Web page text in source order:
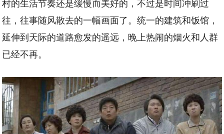
往，往事随风散去的一幅画面了。统一的建筑和饭馆，
延伸到天际的道路愈发的遥远，晚上热闹的烟火和人群
已经不再。